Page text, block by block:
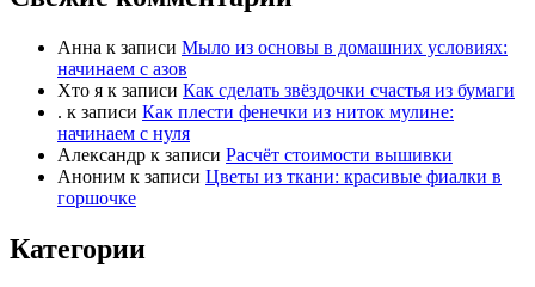
Анна к записи Мыло из основы в домашних условиях:
начинаем с азов
Хто я к записи Как сделать звёздочки счастья из бумаги
. к записи Как плести фенечки из ниток мулине:
начинаем с нуля
Александр к записи Расчёт стоимости вышивки
Аноним к записи Цветы из ткани: красивые фиалки в
горшочке
Категории